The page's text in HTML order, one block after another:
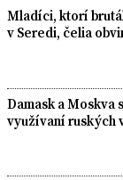
Mladíci, ktorí
v Seredi, čelia
Damask a Moskva
využívaní ruských